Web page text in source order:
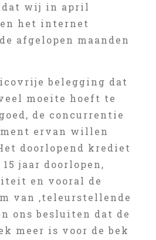
wij in april
het internet
afgelopen maanden
belegging dat
moeite hoeft te
de concurrentie
ervan willen
doorlopend krediet
jaar doorlopen,
en vooral de
van ‚teleurstellende
ons besluiten dat de
meer is voor de bek